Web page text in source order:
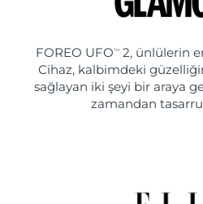
FOREO UFO TM
2, ünlülerin
Cihaz, kalbimdeki
sağlayan iki şeyi bir araya
zamandan